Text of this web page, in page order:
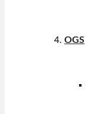
OGS